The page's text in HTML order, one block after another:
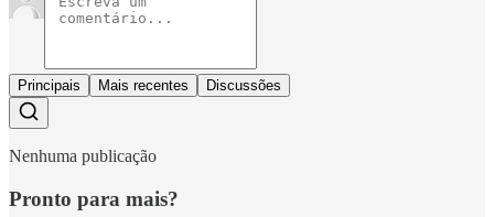
Principais Mais recentes Discussões
Nenhuma publicação
Pronto para mais?